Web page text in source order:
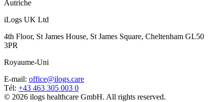
Autriche
iLogs UK Ltd
4th Floor, St James House, St James Square, Cheltenham GL50
3PR
Royaume-Uni
E-mail: office@ilogs.care
Tél: +43 463 305 003 0
© 2026 ilogs healthcare GmbH. All rights reserved.